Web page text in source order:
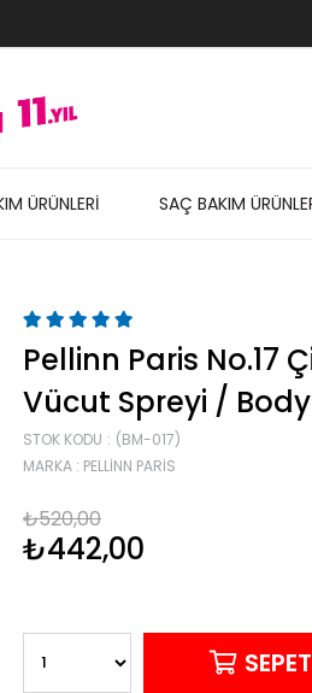
ÜRÜNLERİ SAÇ BAKIM
Pellinn Paris No.17
Vücut Spreyi /
STOK KODU
(BM-017)
MARKA : PELLINN PARIS
₺520,00
₺442,00